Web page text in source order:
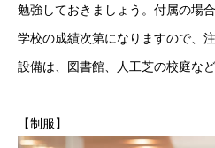
勉強しておきましょう。付属の場
学校の成績次第になりますので、
設備は、図書館、人工芝の校庭など
【制服】